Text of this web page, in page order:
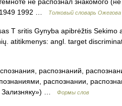
1992 …
Толковый словарь Ожегова
T sritis Gynyba apibrėžtis Sekimo
atitikmenys: angl. target
распознаний,
распознании,
Зализняку») …
Формы слов